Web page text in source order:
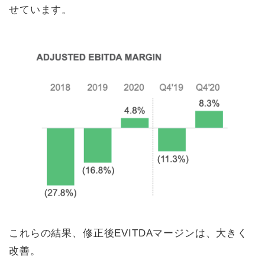
せています。
これらの結果、修正後EVITDAマージンは、大きく
改善。